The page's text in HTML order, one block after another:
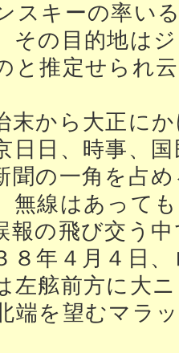
スキーの率い
その目的地は
と推定せられ
末から大正に
日日、時事、
聞の一角を占
無線はあって
報の飛び交う
８年４月４日
左舷前方に大
端を望むマラ